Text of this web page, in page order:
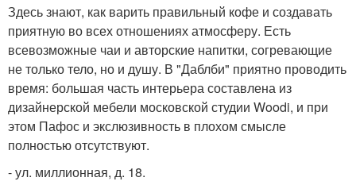
Здесь знают, как варить правильный кофе и создавать
приятную во всех отношениях атмосферу. Есть
всевозможные чаи и авторские напитки, согревающие
не только тело, но и душу. В "Даблби" приятно проводить
время: большая часть интерьера составлена из
дизайнерской мебели московской студии Woodi, и при
этом Пафос и экслюзивность в плохом смысле
полностью отсутствуют.
- ул. миллионная, д. 18.